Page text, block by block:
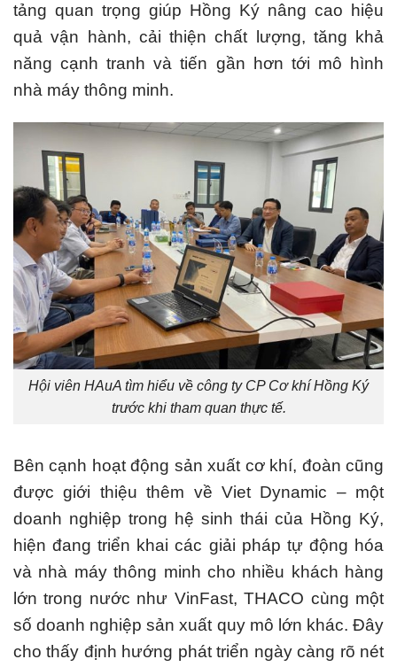
tảng quan trọng giúp Hồng Ký nâng cao hiệu
quả vận hành, cải thiện chất lượng, tăng khả
năng cạnh tranh và tiến gần hơn tới mô hình
nhà máy thông minh.
Hội viên HAuA tìm hiểu về công ty CP Cơ khí Hồng Ký
trước khi tham quan thực tế.
Bên cạnh hoạt động sản xuất cơ khí, đoàn cũng
được giới thiệu thêm về Viet Dynamic – một
doanh nghiệp trong hệ sinh thái của Hồng Ký,
hiện đang triển khai các giải pháp tự động hóa
và nhà máy thông minh cho nhiều khách hàng
lớn trong nước như VinFast, THACO cùng một
số doanh nghiệp sản xuất quy mô lớn khác. Đây
cho thấy định hướng phát triển ngày càng rõ nét